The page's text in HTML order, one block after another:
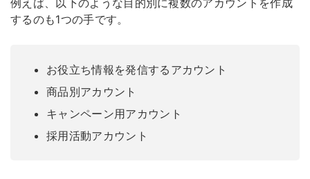
するのも1つの手です。
お役立ち情報を発信するアカウント
商品別アカウント
キャンペーン用アカウント
採用活動アカウント